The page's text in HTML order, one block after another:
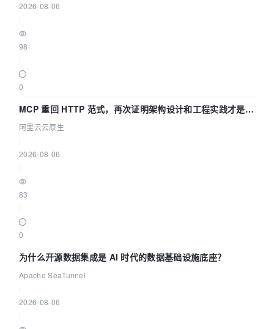
2026-08-06
98
0
MCP 重回 HTTP 范式，再次证明架构设计和工程实践才是稀
缺资源
阿里云云原生
2026-08-06
83
0
为什么开源数据集成是 AI 时代的数据基础设施底座？
Apache SeaTunnel
2026-08-06